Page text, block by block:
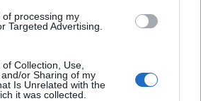
processing my
Targeted Advertising.
Collection, Use,
or Sharing of my
Is Unrelated with the
it was collected.